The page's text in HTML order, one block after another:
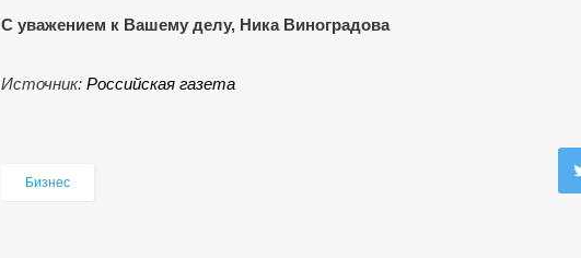
С уважением к Вашему делу, Ника Виноградова
Источник: Российская газета
Бизнес